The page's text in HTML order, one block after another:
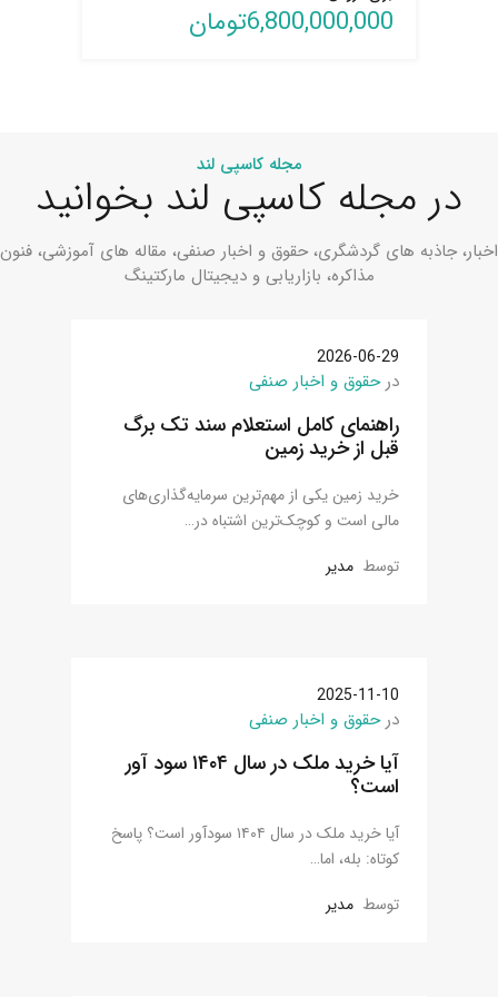
6,800,000,000تومان
برای فروش
7,700,000,000تومان
12,000,000,000تومان
9,000,000,000تومان
6,000,000,000تومان
برای فروش
490,000,000تومان
برای فروش
360,000,000تومان
برای فروش
برای فروش
800,000,000تومان
برای فروش
برای فروش
مجله کاسپی لند
در مجله کاسپی لند بخوانید
اخبار، جاذبه های گردشگری، حقوق و اخبار صنفی، مقاله های آموزشی، فنون
مذاکره، بازاریابی و دیجیتال مارکتینگ
2026-06-29
درحقوق و اخبار صنفی
راهنمای کامل استعلام سند تک برگ
قبل از خرید زمین
خرید زمین یکی از مهم‌ترین سرمایه‌گذاری‌های
مالی است و کوچک‌ترین اشتباه در…
توسط مدیر
2025-11-10
درحقوق و اخبار صنفی
آیا خرید ملک در سال ۱۴۰۴ سود آور
است؟
آیا خرید ملک در سال ۱۴۰۴ سودآور است؟ پاسخ
کوتاه: بله، اما…
توسط مدیر